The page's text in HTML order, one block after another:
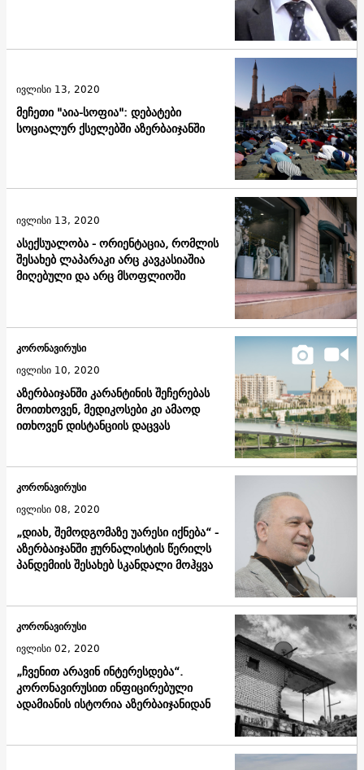
მეჩეთი "აია-სოფია": დებატები
სოციალურ ქსელებში აზერბაიჯანში
ივლისი 13, 2020
ასექსუალობა - ორიენტაცია, რომლის
შესახებ ლაპარაკი არც კავკასიაშია
მიღებული და არც მსოფლიოში
ივლისი 13, 2020
აზერბაიჯანში კარანტინის შეჩერებას
მოითხოვენ, მედიკოსები კი ამაოდ
ითხოვენ დისტანციის დაცვას
კორონავირუსი
ივლისი 10, 2020
„დიახ, შემოდგომაზე უარესი იქნება“ -
აზერბაიჯანში ჟურნალისტის წერილს
პანდემიის შესახებ სკანდალი მოჰყვა
კორონავირუსი
ივლისი 08, 2020
„ჩვენით არავინ ინტერესდება“.
კორონავირუსით ინფიცირებული
ადამიანის ისტორია აზერბაიჯანიდან
კორონავირუსი
ივლისი 02, 2020